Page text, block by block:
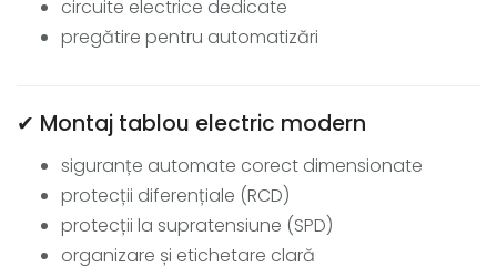
circuite electrice dedicate
pregătire pentru automatizări
✔ Montaj tablou electric modern
siguranțe automate corect dimensionate
protecții diferențiale (RCD)
protecții la supratensiune (SPD)
organizare și etichetare clară